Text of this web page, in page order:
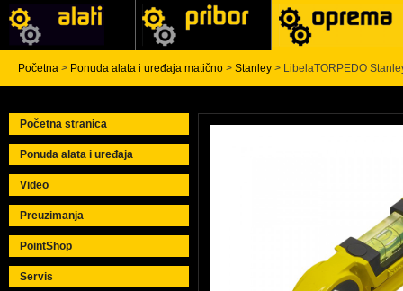
Početna > Ponuda alata i uređaja matično > Stanley > LibelaTORPEDO
Početna stranica
Ponuda alata i uređaja
Video
Preuzimanja
PointShop
Servis